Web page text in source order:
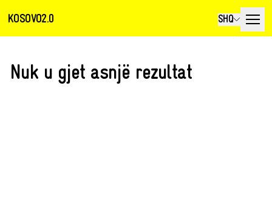
KOSOVO2.0 SHQ
Nuk u gjet asnjë rezultat